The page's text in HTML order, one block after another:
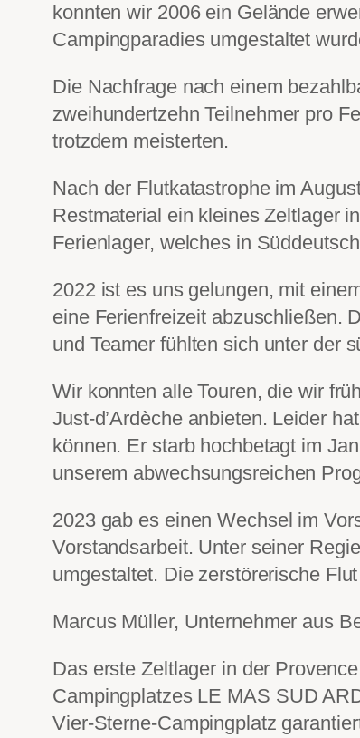
konnten wir 2006 ein Gelände
Campingparadies umgestaltet
Die Nachfrage nach einem
zweihundertzehn Teilnehmer pro
trotzdem meisterten.
Nach der Flutkatastrophe im
Restmaterial ein kleines Zeltlager
Ferienlager, welches in
2022 ist es uns gelungen, mit
eine Ferienfreizeit abzuschließen.
und Teamer fühlten sich unter der
Wir konnten alle Touren, die wir
Just-d’Ardèche anbieten. Leider
können. Er starb hochbetagt im
unserem abwechsungsreichen
2023 gab es einen Wechsel im
Vorstandsarbeit. Unter seiner
umgestaltet. Die zerstörerische
Marcus Müller, Unternehmer aus
Das erste Zeltlager in der
Campingplatzes LE MAS SUD
Vier-Sterne-Campingplatz